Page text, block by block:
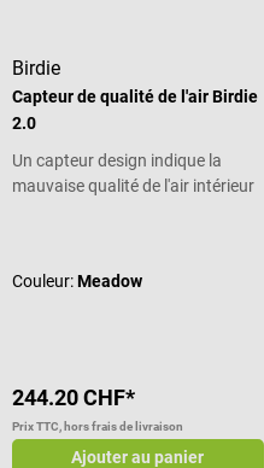
Birdie
Capteur de qualité de l'air Birdie
2.0
Un capteur design indique la
mauvaise qualité de l'air intérieur
Couleur:Meadow
244.20 CHF*
Prix TTC, hors frais de livraison
Ajouter au panier